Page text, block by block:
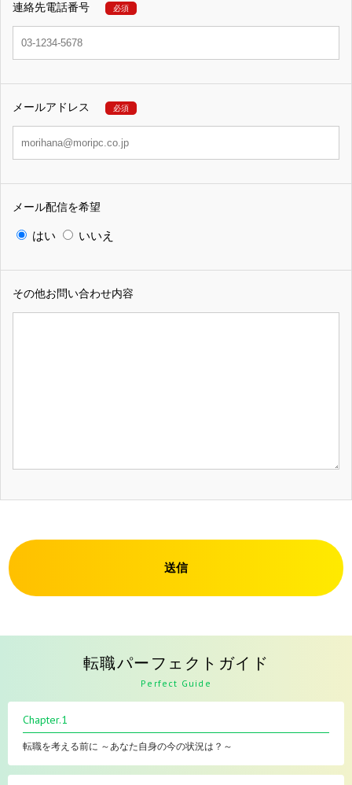
連絡先電話番号 必須
メールアドレス 必須
メール配信を希望
はい いいえ
その他お問い合わせ内容
送信
転職パーフェクトガイド
Perfect Guide
Chapter.1
転職を考える前に ～あなた自身の今の状況は？～